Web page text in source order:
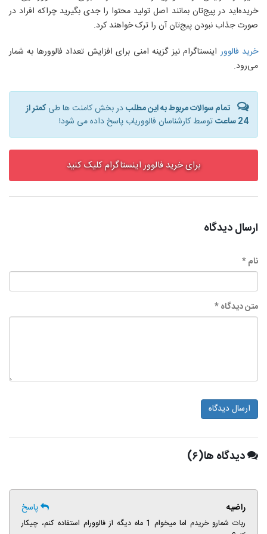
خریده‌اید در پیج‌تان بمانند اصل تولید محتوا را جدی بگیرید چراکه افراد در
صورت جذاب نبودن پیج‌تان آن را ترک خواهند کرد.
خرید فالووراینستاگرام نیز گزینه امنی برای افزایش تعداد فالوورها به شمار
می‌رود.
تمام سوالات مربوط به این مطلبدر بخش کامنت ها طیکمتر از
24 ساعت
توسط کارشناسان فالووریاب پاسخ داده می شود!
برای خرید فالوور اینستاگرام کلیک کنید
ارسال دیدگاه
نام *
متن دیدگاه *
ارسال دیدگاه
دیدگاه ها(۶)
راضیه پاسخ
ربات شمارو خریدم اما میخوام 1 ماه دیگه از فالوورام استفاده کنم، چیکار